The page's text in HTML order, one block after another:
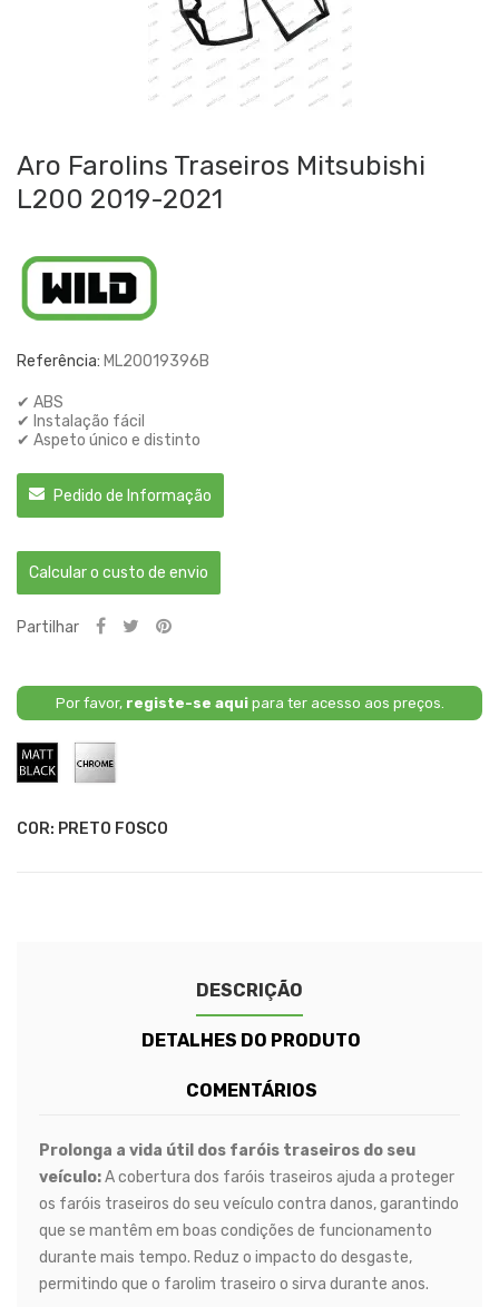
Aro Farolins Traseiros Mitsubishi
L200 2019-2021
Referência: ML20019396B
✔ ABS
✔ Instalação fácil
✔ Aspeto único e distinto
Pedido de Informação
Calcular o custo de envio
Partilhar
Por favor, registe-se aquipara ter acesso aos preços.
COR: PRETO FOSCO
Fosco
Cromado
DESCRIÇÃO
DETALHES DO PRODUTO
COMENTÁRIOS
Prolonga a vida útil dos faróis traseiros do seu
veículo:A cobertura dos faróis traseiros ajuda a proteger
os faróis traseiros do seu veículo contra danos, garantindo
que se mantêm em boas condições de funcionamento
durante mais tempo. Reduz o impacto do desgaste,
permitindo que o farolim traseiro o sirva durante anos.